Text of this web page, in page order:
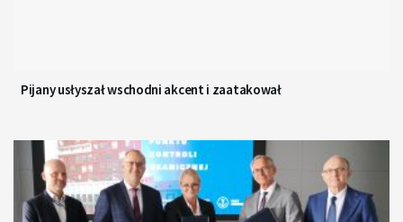
Pijany usłyszał wschodni akcent i zaatakował